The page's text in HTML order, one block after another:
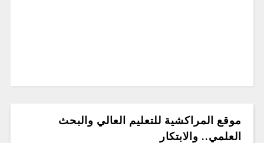
موقع المراكشية للتعليم العالي والبحث
العلمي.. والابتكار